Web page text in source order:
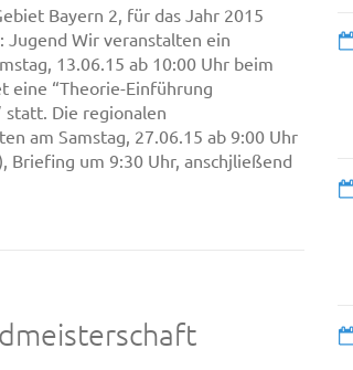
Bayern 2, für das Jahr 2015
Jugend Wir veranstalten ein
13.06.15 ab 10:00 Uhr beim
eine “Theorie-Einführung
Die regionalen
am Samstag, 27.06.15 ab 9:00 Uhr
um 9:30 Uhr, anschjließend